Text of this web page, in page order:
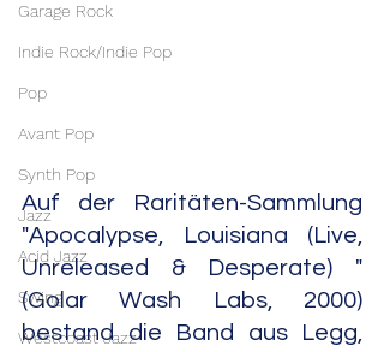
Garage Rock
Indie Rock/Indie Pop
Pop
Avant Pop
Synth Pop
Jazz
Acid Jazz
Swing
Westcoast Jazz
Auf der Raritäten-Sammlung
"Apocalypse, Louisiana (Live,
Unreleased & Desperate) "
(Golar Wash Labs, 2000)
bestand die Band aus Legg,